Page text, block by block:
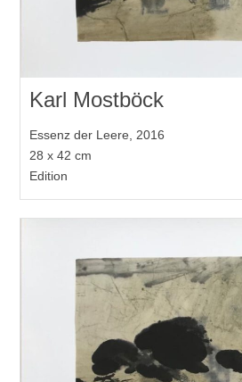
Karl Mostböck
Essenz der Leere, 2016
28 x 42 cm
Edition